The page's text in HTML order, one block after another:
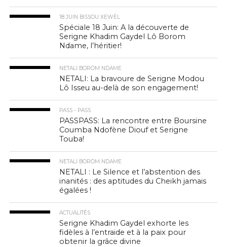
18 JUIN BISSOU XEWËL
Spéciale 18 Juin: A la découverte de
Serigne Khadim Gaydel Lô Borom
Ndame, l’héritier!
NETALI BOROM NDAME
NETALI: La bravoure de Serigne Modou
Lô Isseu au-delà de son engagement!
PASS - PASS
PASSPASS: La rencontre entre Boursine
Coumba Ndofène Diouf et Serigne
Touba!
NETALI BOROM NDAME
NETALI : Le Silence et l’abstention des
inanités : des aptitudes du Cheikh jamais
égalées !
ACTUALITÉS
Serigne Khadim Gaydel exhorte les
fidèles à l’entraide et à la paix pour
obtenir la grâce divine